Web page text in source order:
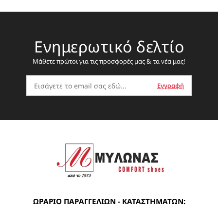
Ενημερωτικό δελτίο
Μάθετε πρώτοι για τις προσφορές μας & τα νέα μας!
ΩΡΑΡΙΟ ΠΑΡΑΓΓΕΛΙΩΝ - ΚΑΤΑΣΤΗΜΑΤΩΝ: